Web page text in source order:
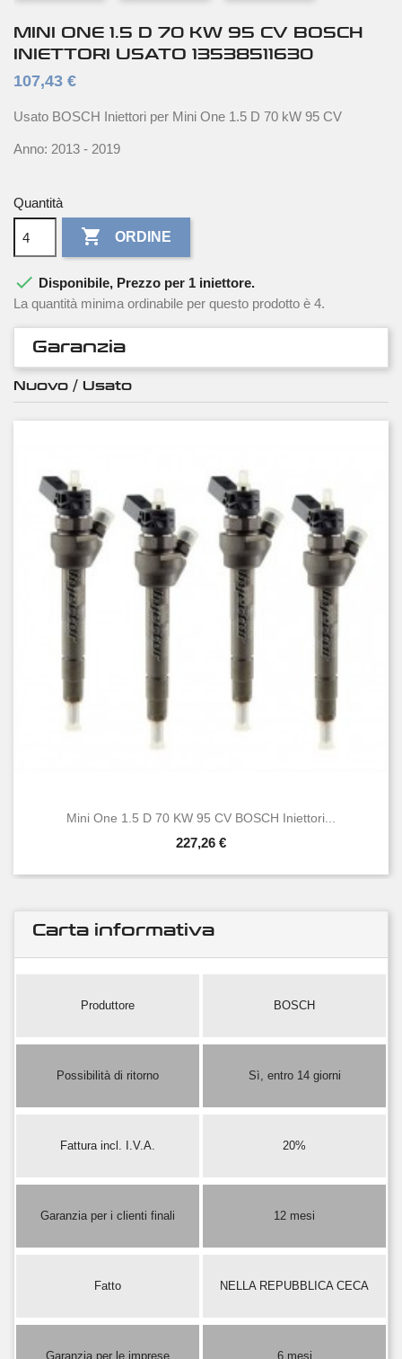
MINI ONE 1.5 D 70 KW 95 CV BOSCH
INIETTORI USATO 13538511630
107,43 €
Usato BOSCH Iniettori per Mini One 1.5 D 70 kW 95 CV
Anno: 2013 - 2019
Quantità
 ORDINE
 Disponibile, Prezzo per 1 iniettore.
La quantità minima ordinabile per questo prodotto è 4.
Garanzia
Nuovo / Usato
Mini One 1.5 D 70 KW 95 CV BOSCH Iniettori...
227,26 €
Carta informativa
Produttore BOSCH
Possibilità di ritorno Sì, entro 14 giorni
Fattura incl. I.V.A. 20%
Garanzia per i clienti finali 12 mesi
Fatto NELLA REPUBBLICA CECA
Garanzia per le imprese 6 mesi